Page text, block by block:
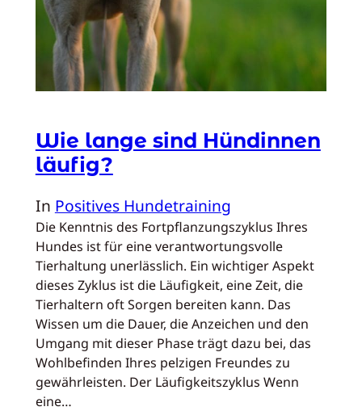
Wie lange sind Hündinnen
läufig?
In Positives Hundetraining
Die Kenntnis des Fortpflanzungszyklus Ihres
Hundes ist für eine verantwortungsvolle
Tierhaltung unerlässlich. Ein wichtiger Aspekt
dieses Zyklus ist die Läufigkeit, eine Zeit, die
Tierhaltern oft Sorgen bereiten kann. Das
Wissen um die Dauer, die Anzeichen und den
Umgang mit dieser Phase trägt dazu bei, das
Wohlbefinden Ihres pelzigen Freundes zu
gewährleisten. Der Läufigkeitszyklus Wenn
eine…